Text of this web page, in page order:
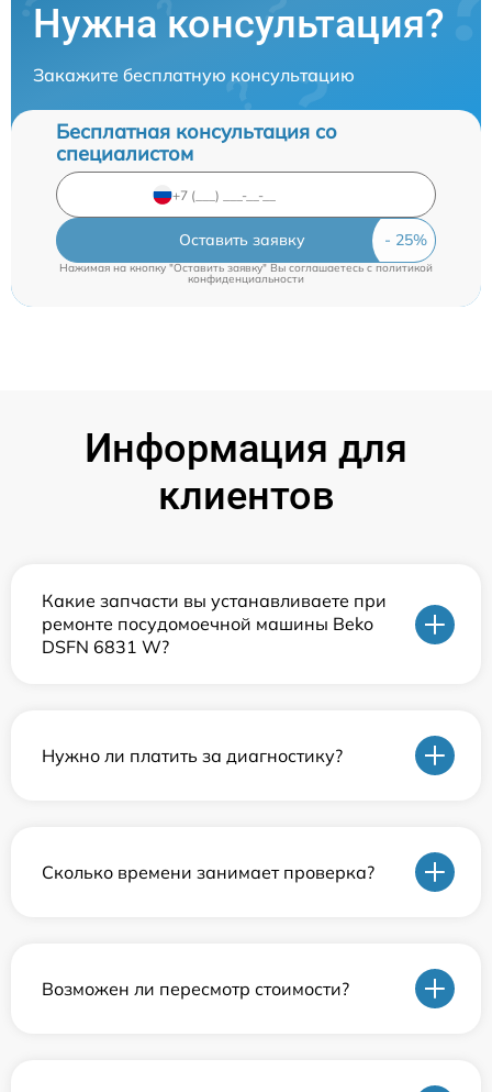
Нужна консультация?
Закажите бесплатную консультацию
Бесплатная консультация со
специалистом
Оставить заявку
Нажимая на кнопку "Оставить заявку" Вы соглашаетесь cполитикой
конфиденциальности
Информация для
клиентов
Какие запчасти вы устанавливаете при
ремонте посудомоечной машины Beko
DSFN 6831 W?
Нужно ли платить за диагностику?
Сколько времени занимает проверка?
Возможен ли пересмотр стоимости?